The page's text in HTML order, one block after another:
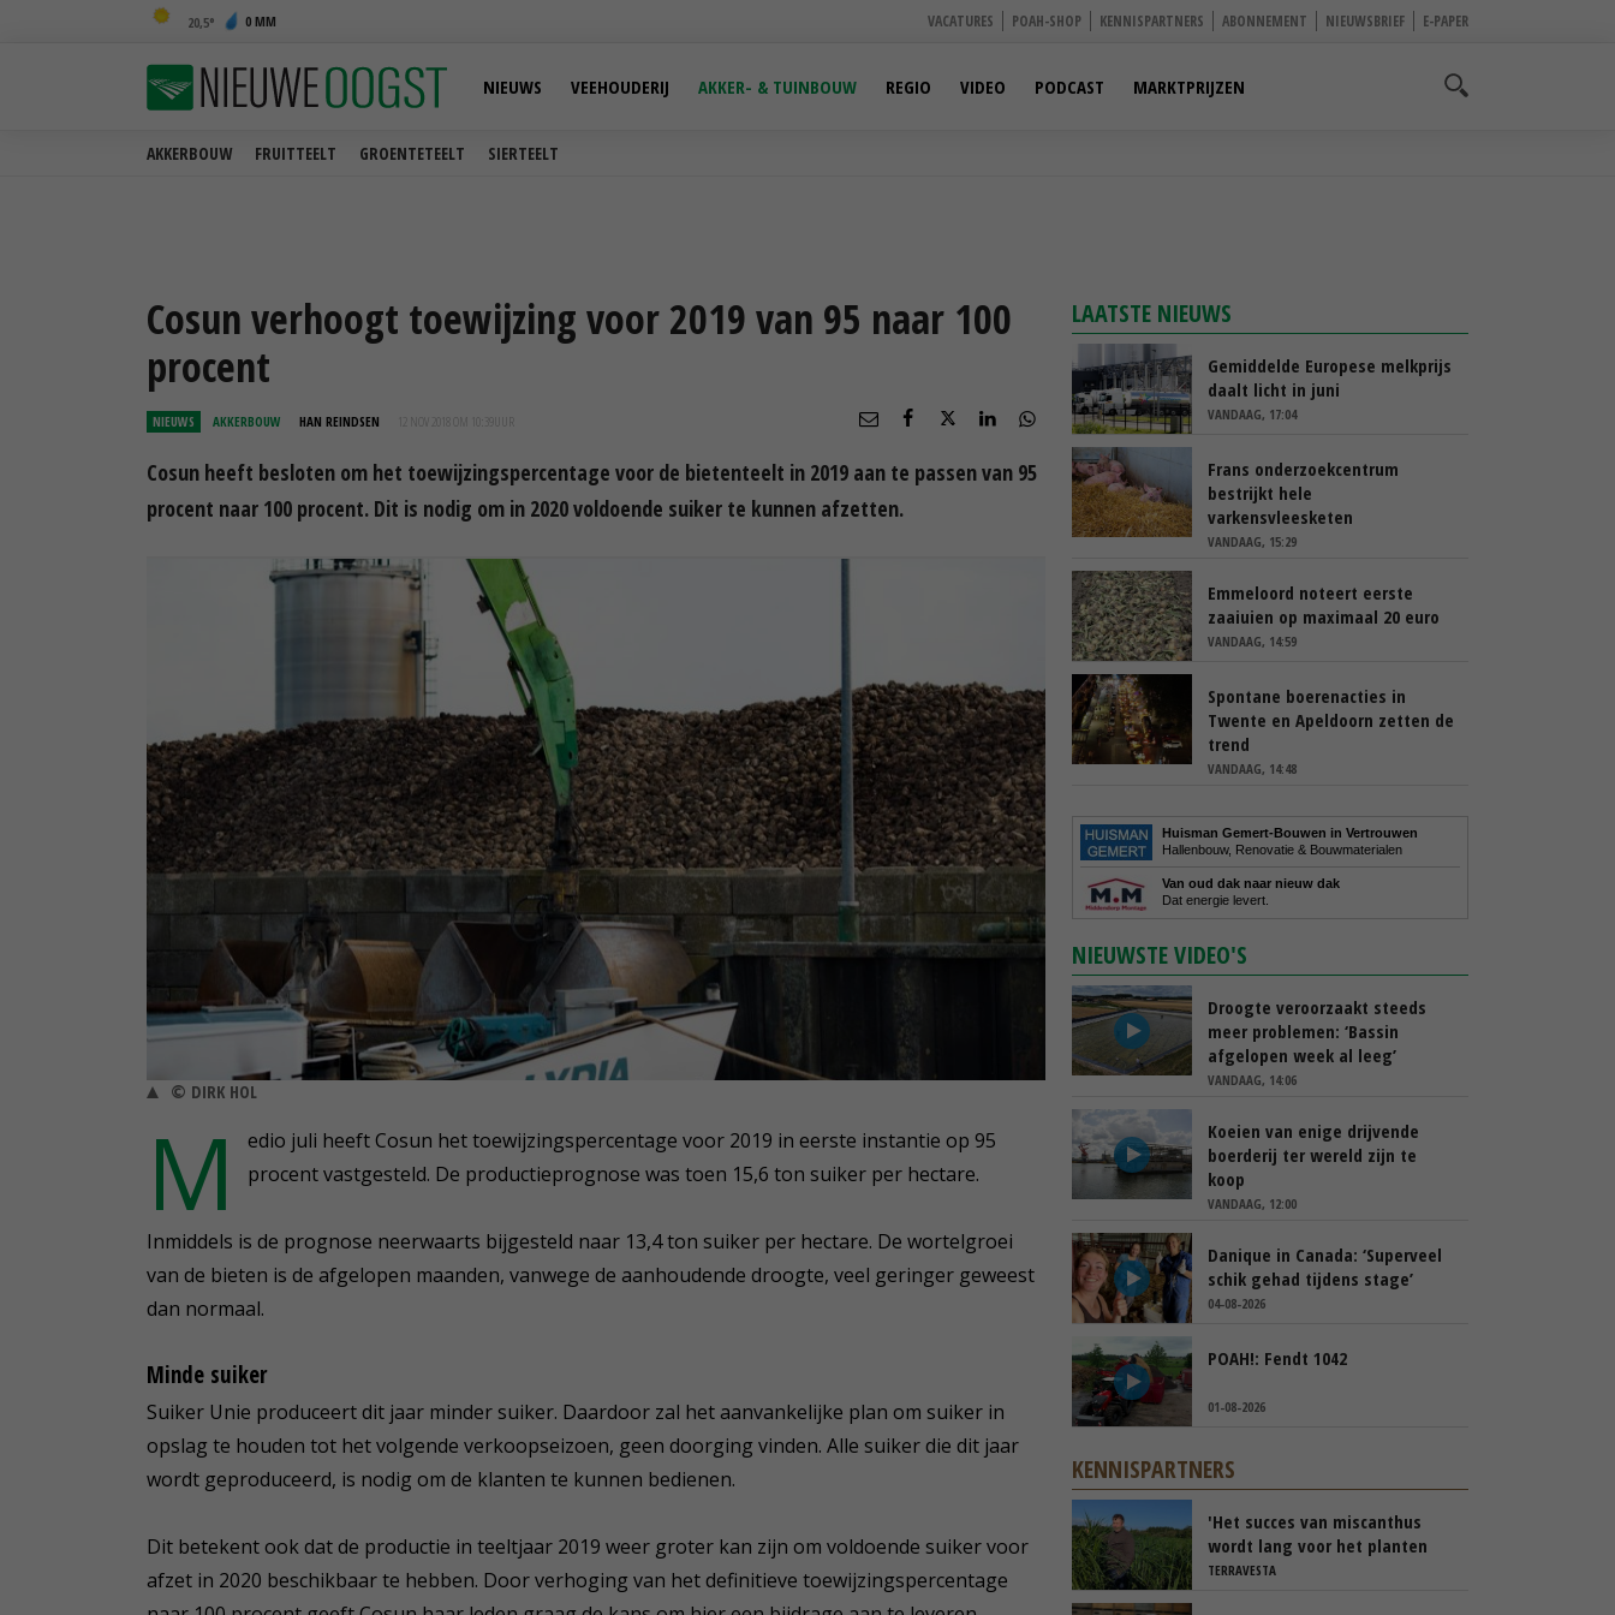
20,5 0 MM VACATURES POAH-SHOP KENNISPARTNERS ABONNEMENT NIEUWSBRIEF E-PAPER
AKKERBOUW FRUITTEELT GROENTETEELT SIERTEELT
NIEUWS VEEHOUDERIJ AKKER- & TUINBOUW REGIO VIDEO PODCAST MARKTPRIJZEN
Cosun verhoogt toewijzing voor 2019 van 95 naar 100
procent
NIEUWS AKKERBOUW HAN REINDSEN 12 NOV 2018 OM 10:39
Cosun heeft besloten om het toewijzingspercentage voor de bietenteelt in 2019 aan te passen van 95
procent naar 100 procent. Dit is nodig om in 2020 voldoende suiker te kunnen afzetten.
© DIRK HOL
M
edio juli heeft Cosun het toewijzingspercentage voor 2019 in eerste instantie op 95
procent vastgesteld. De productieprognose was toen 15,6 ton suiker per hectare.
Inmiddels is de prognose neerwaarts bijgesteld naar 13,4 ton suiker per hectare. De wortelgroei
van de bieten is de afgelopen maanden, vanwege de aanhoudende droogte, veel geringer geweest
dan normaal.
Minde suiker
Suiker Unie produceert dit jaar minder suiker. Daardoor zal het aanvankelijke plan om suiker in
opslag te houden tot het volgende verkoopseizoen, geen doorging vinden. Alle suiker die dit jaar
wordt geproduceerd, is nodig om de klanten te kunnen bedienen.
Dit betekent ook dat de productie in teeltjaar 2019 weer groter kan zijn om voldoende suiker voor
afzet in 2020 beschikbaar te hebben. Door verhoging van het definitieve toewijzingspercentage
LAATSTE NIEUWS
Gemiddelde Europese melkprijs
daalt licht in juni
VANDAAG, 17:04
Frans onderzoekcentrum
bestrijkt hele
varkensvleesketen
VANDAAG, 15:29
Emmeloord noteert eerste
zaaiuien op maximaal 20 euro
VANDAAG, 14:59
Spontane boerenacties in
Twente en Apeldoorn zetten de
trend
VANDAAG, 14:48
Huisman Gemert-Bouwen in Vertrouwen
Hallenbouw, Renovatie & Bouwmaterialen
Van oud dak naar nieuw dak
Dat energie levert.
NIEUWSTE VIDEO'S
Droogte veroorzaakt steeds
meer problemen: ‘Bassin
afgelopen week al leeg’
VANDAAG, 14:06
Koeien van enige drijvende
boerderij ter wereld zijn te
koop
VANDAAG, 12:00
Danique in Canada: ‘Superveel
schik gehad tijdens stage’
04-08-2026
POAH!: Fendt 1042
01-08-2026
KENNISPARTNERS
'Het succes van miscanthus
wordt lang voor het planten
beslist'
TERRAVESTA